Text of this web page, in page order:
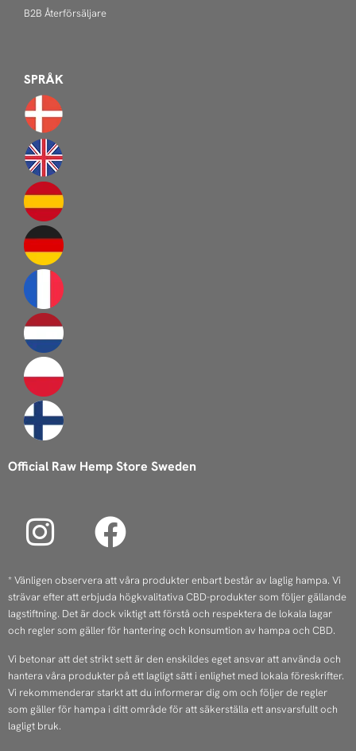
B2B Återförsäljare
SPRÅK
Official Raw Hemp Store Sweden
I
n
s
t
a
g
r
a
F
a
c
e
b
o
o
* Vänligen observera att våra produkter enbart består av laglig hampa. Vi
strävar efter att erbjuda högkvalitativa CBD-produkter som följer gällande
lagstiftning. Det är dock viktigt att förstå och respektera de lokala lagar
och regler som gäller för hantering och konsumtion av hampa och CBD.
Vi betonar att det strikt sett är den enskildes eget ansvar att använda och
hantera våra produkter på ett lagligt sätt i enlighet med lokala föreskrifter.
Vi rekommenderar starkt att du informerar dig om och följer de regler
som gäller för hampa i ditt område för att säkerställa ett ansvarsfullt och
lagligt bruk.